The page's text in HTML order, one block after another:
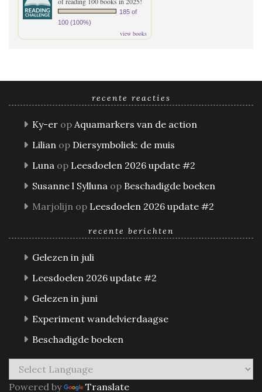
185 of
100 (100%)
view books
recente reacties
Ky-er op Aquamarkers van de action
Lilian op Diersymboliek: de muis
Luna op Leesdoelen 2026 update #2
Susanne l Sylluna op Beschadigde boeken
Marjolijn op Leesdoelen 2026 update #2
recente berichten
Gelezen in juli
Leesdoelen 2026 update #2
Gelezen in juni
Experiment wandelvierdaagse
Beschadigde boeken
Powered by Translate